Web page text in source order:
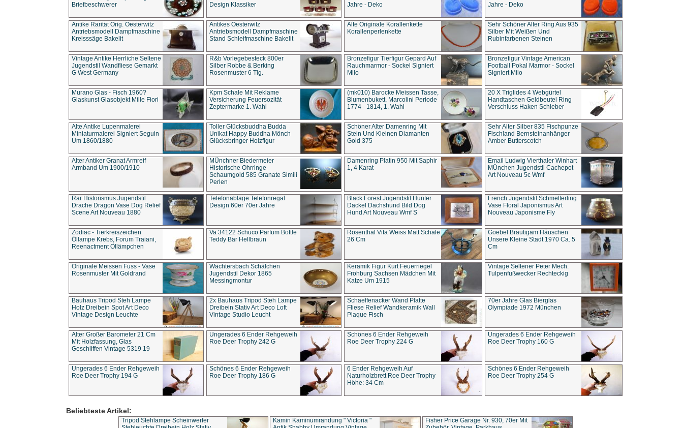
Briefbeschwerer
Design Klassiker
Jahre - Deko
Jahre - Deko
Antike Rarität Orig. Oesterwitz
Antriebsmodell Dampfmaschine
Kreisssäge Bakelit
Antikes Oesterwitz
Antriebsmodell Dampfmaschine
Stand Schleifmaschine Bakelit
Alte Originale Korallenkette
Korallenperlenkette
Sehr Schöner Alter Ring Aus 935
Silber Mit Weißen Und
Rubinfarbenen Steinen
Vintage Antike Herrliche Seltene
Jugendstil Wandfliese Gemarkt
G West Germany
R&b Vorlegebesteck 800er
Silber Robbe & Berking
Rosenmuster 6 Tlg.
Bronzefigur Tierfigur Gepard Auf
Rauchmarmor - Sockel Signiert
Milo
Bronzefigur Vintage American
Football Pokal Marmor - Sockel
Signiert Milo
Murano Glas - Fisch 1960?
Glaskunst Glasobjekt Mille Fiori
Kpm Schale Mit Reklame
Versicherung Feuersozität
Zeptermarke 1. Wahl
(mk010) Barocke Meissen Tasse,
Blumenbukett, Marcolini Periode
1774 - 1814, 1. Wahl
20 X Triglides 4 Webgürtel
Handtaschen Geldbeutel Ring
Verschluss Haken Schieber
Alte Antike Lupenmalerei
Miniaturmalerei Signiert Seguin
Um 1860/1880
Toller Glücksbuddha Budda
Unikat Happy Buddha Mönch
Glücksbringer Holzfigur
Schöner Alter Damenring Mit
Stein Und Kleinen Diamanten
Gold 375
Sehr Alter Silber 835 Fischpunze
Fischland Bernsteinanhänger
Amber Butterscotch
Alter Antiker Granat Armreif
Armband Um 1900/1910
MÜnchner Biedermeier
Historische Ohrringe
Schaumgold 585 Granate Simili
Perlen
Damenring Platin 950 Mit Saphir
1, 4 Karat
Email Ludwig Vierthaler Winhart
MÜnchen Jugendstil Cachepot
Art Nouveau 5c Wmf
Rar Historismus Jugendstil
Drache Dragon Vase Dog Relief
Scene Art Nouveau 1880
Telefonablage Telefonregal
Design 60er 70er Jahre
Black Forest Jugendstil Hunter
Dackel Dachshund Bild Dog
Hund Art Nouveau Wmf S
French Jugendstil Schmetterling
Vase Floral Japonismus Art
Nouveau Japonisme Fly
Zodiac - Tierkreiszeichen
Öllampe Krebs, Forum Traiani,
Reenactment Öllämpchen
Va 34122 Schuco Parfum Bottle
Teddy Bär Hellbraun
Rosenthal Vita Weiss Matt Schale
26 Cm
Goebel Bräutigam Häuschen
Unsere Kleine Stadt 1970 Ca. 5
Cm
Originale Meissen Fuss - Vase
Rosenmuster Mit Goldrand
Wächtersbach Schälchen
Jugendstil Dekor 1865
Messingmontur
Keramik Figur Kurt Feuerriegel
Frohburg Sachsen Mädchen Mit
Katze Um 1915
Vintage Seltener Peter Mech.
Tulpenfußwecker Rechteckig
Bauhaus Tripod Steh Lampe
Holz Dreibein Spot Art Deco
Vintage Design Leuchte
2x Bauhaus Tripod Steh Lampe
Dreibein Stativ Art Deco Loft
Vintage Studio Leucht
Schaeffenacker Wand Platte
Fliese Relief Wandkeramik Wall
Plaque Fisch
70er Jahre Glas Bierglas
Olympiade 1972 München
Alter Großer Barometer 21 Cm
Mit Holzfassung, Glas
Geschliffen Vintage 5319 19
Ungerades 6 Ender Rehgeweih
Roe Deer Trophy 242 G
Schönes 6 Ender Rehgeweih
Roe Deer Trophy 224 G
Ungerades 6 Ender Rehgeweih
Roe Deer Trophy 160 G
Ungerades 6 Ender Rehgeweih
Roe Deer Trophy 194 G
Schönes 6 Ender Rehgeweih
Roe Deer Trophy 186 G
6 Ender Rehgeweih Auf
Naturholzbrett Roe Deer Trophy
Höhe: 34 Cm
Schönes 6 Ender Rehgeweih
Roe Deer Trophy 254 G
Beliebteste Artikel:
Tripod Stehlampe Scheinwerfer
Kamin Kaminumrandung " Victoria "
Fisher Price Garage Nr. 930, 70er Mit